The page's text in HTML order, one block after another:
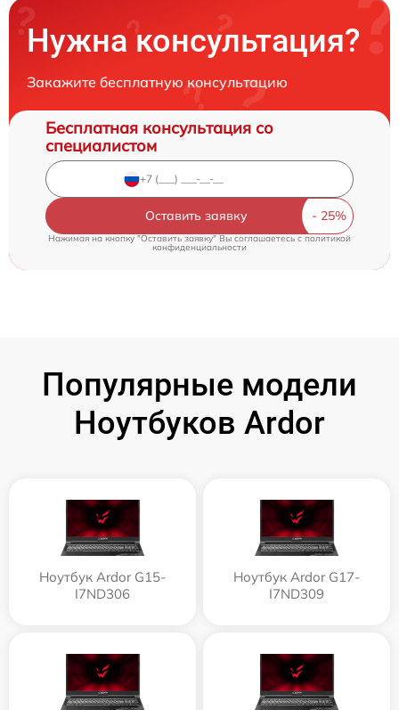
Нужна консультация?
Закажите бесплатную консультацию
Бесплатная консультация со
специалистом
Оставить заявку
Нажимая на кнопку "Оставить заявку" Вы соглашаетесь cполитикой
конфиденциальности
Популярные модели
Ноутбуков Ardor
Ноутбук Ardor G15-
I7ND306
Ноутбук Ardor G17-
I7ND309